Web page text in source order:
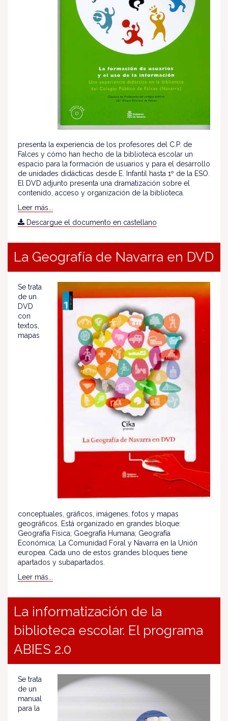
presenta la experiencia de los profesores del C.P. de
Falces y cómo han hecho de la biblioteca escolar un
espacio para la formación de usuarios y para el desarrollo
de unidades didácticas desde E. Infantil hasta 1º de la ESO.
El DVD adjunto presenta una dramatización sobre el
contenido, acceso y organización de la biblioteca.
Leer más...
Descargue el documento en castellano
La Geografía de Navarra en DVD
Se trata
de un
DVD
con
textos,
mapas
conceptuales, gráficos, imágenes, fotos y mapas
geográficos. Está organizado en grandes bloque:
Geografía Física; Goegrafía Humana; Geografía
Económica; La Comunidad Foral y Navarra en la Unión
europea. Cada uno de estos grandes bloques tiene
apartados y subapartados.
Leer más...
La informatización de la
biblioteca escolar. El programa
ABIES 2.0
Se trata
de un
manual
para la